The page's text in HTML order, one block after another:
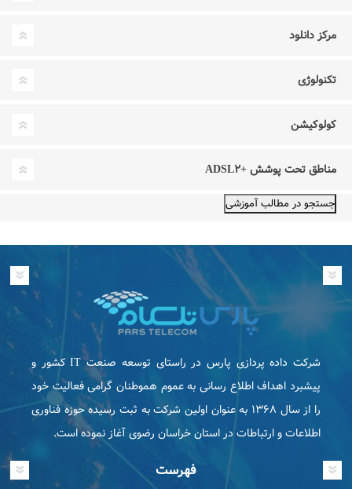
مرکز دانلود
تکنولوژی
کولوکیشن
مناطق تحت پوشش +ADSL۲
شرکت داده پردازی پارس در راستای توسعه صنعت IT كشور و
پیشبرد اهداف اطلاع رسانی به عموم هموطنان گرامی فعاليت خود
را از سال ۱۳۶۸ به عنوان اولین شرکت به ثبت رسیده حوزه فناوری
اطلاعات و ارتباطات در استان خراسان رضوی آغاز نموده است.
فهرست